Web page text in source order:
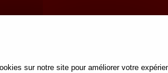
sur notre site pour améliorer votre